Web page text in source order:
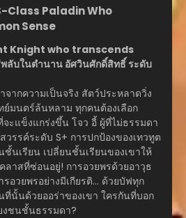
Class Paladin Who
Sense
Knight who transcends
บในตำนาน อัศวินศักดิ์สิทธิ์ ระดับ
จากความเป็นจริง สัตว์ประหลาดวิ่ง
ย์มนตร์ล้นหลาม ทุกคนต้องเลือก
จะแข็งแกร่งขึ้น โจว อี้ ผู้ที่ไม่ธรรมดา
รรค์ระดับ S+ การปกป้องของเทวทูต
นเรียน เปลี่ยนชั้นเรียนของเขาให้
าสที่ซ่อนอยู่! การอวยพรด้วยอาวุธ
อวยพรอย่างมีเกียรติ… ด้วยบัฟทุก
ที่นั้นด้วยออร่าของเขา ใครกันที่บอก
งชนชั้นธรรมดา?